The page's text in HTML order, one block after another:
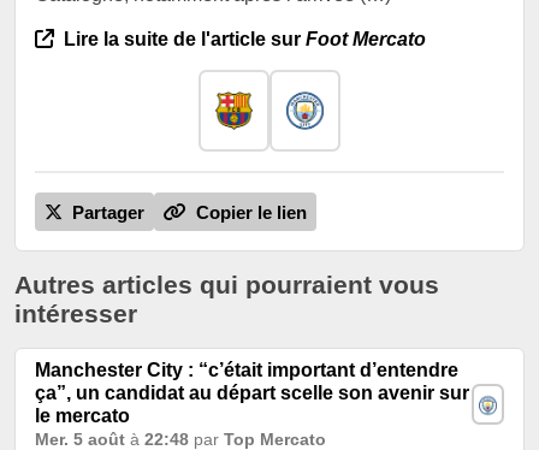
Lire la suite de l'article sur Foot Mercato
Partager Copier le lien
Autres articles qui pourraient vous
intéresser
Manchester City : “c’était important d’entendre
ça”, un candidat au départ scelle son avenir sur
le mercato
Mer. 5 août à 22:48 par Top Mercato